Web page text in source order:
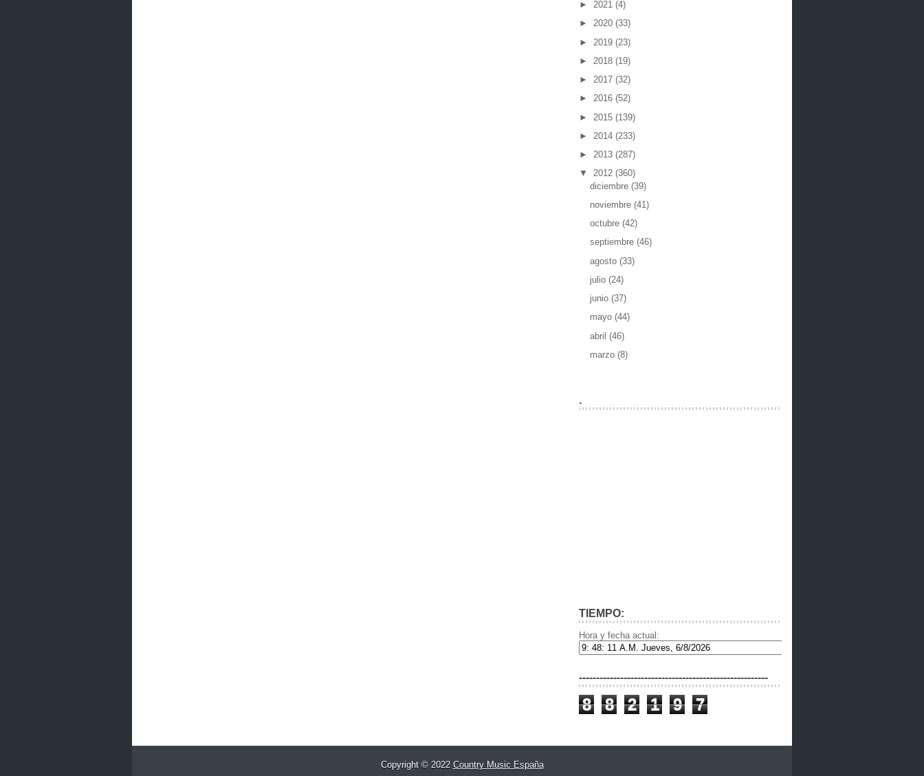
► 2021 (4)
► 2020 (33)
► 2019 (23)
► 2018 (19)
► 2017 (32)
► 2016 (52)
► 2015 (139)
► 2014 (233)
► 2013 (287)
▼ 2012 (360)
diciembre (39)
noviembre (41)
octubre (42)
septiembre (46)
agosto (33)
julio (24)
junio (37)
mayo (44)
abril (46)
marzo (8)
.
TIEMPO:
Hora y fecha actual:
-------------------------------------------------------
8 8 2 1 9 7
Copyright © 2022 Country Music España